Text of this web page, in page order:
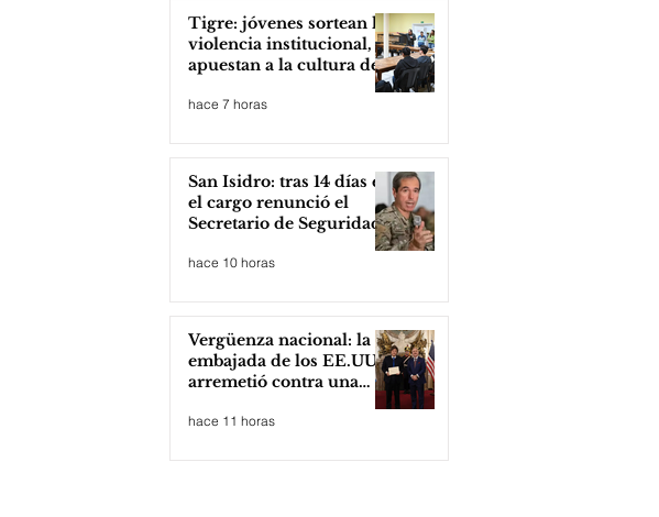
Tigre: jóvenes sortean la
violencia institucional,
apuestan a la cultura del
hace 7 horas
San Isidro: tras 14 días en
el cargo renunció el
Secretario de Seguridad
hace 10 horas
Vergüenza nacional: la
embajada de los EE.UU
arremetió contra una
hace 11 horas